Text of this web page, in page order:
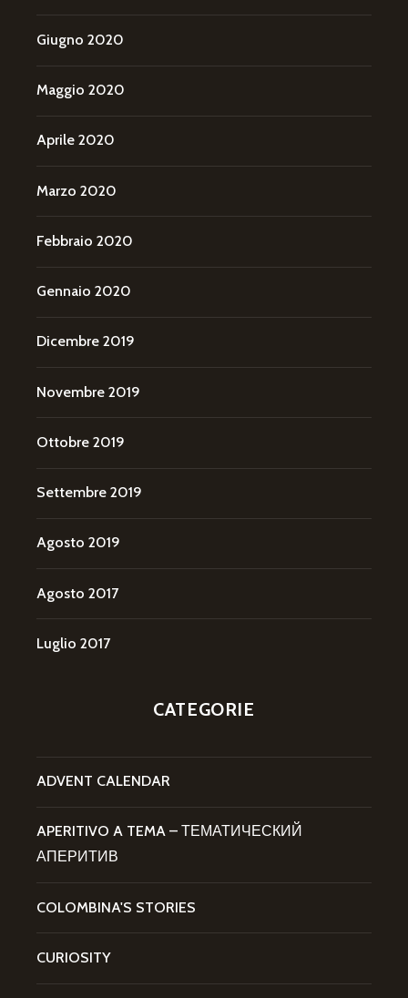
Giugno 2020
Maggio 2020
Aprile 2020
Marzo 2020
Febbraio 2020
Gennaio 2020
Dicembre 2019
Novembre 2019
Ottobre 2019
Settembre 2019
Agosto 2019
Agosto 2017
Luglio 2017
CATEGORIE
ADVENT CALENDAR
APERITIVO A TEMA – ТЕМАТИЧЕСКИЙ
АПЕРИТИВ
COLOMBINA'S STORIES
CURIOSITY